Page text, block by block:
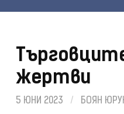
жертви
5 ЮНИ 2023 / БОЯН